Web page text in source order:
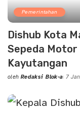
Pemerintahan
Dishub Kota
Sepeda Motor
Kayutangan
Posted
oleh Redaksi Blok-a 7